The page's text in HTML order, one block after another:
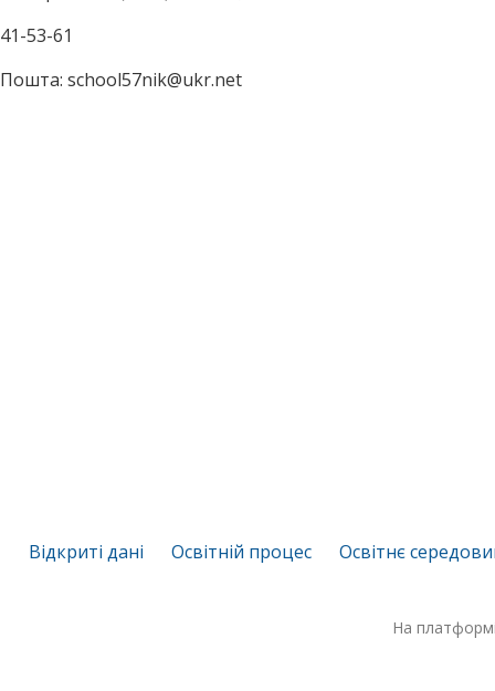
41-53-61
Пошта: school57nik@ukr.net
Відкриті дані Освітній процес Освітнє
На